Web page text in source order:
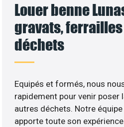
Louer benne
gravats,
déchets
Equipés et formés, nous
rapidement pour venir poser
autres déchets. Notre
apporte toute son